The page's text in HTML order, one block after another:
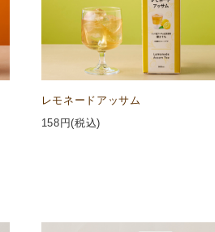
レモネードアッサム
158 円(税込)